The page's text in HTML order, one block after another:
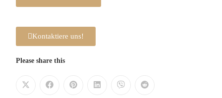
Kontaktiere uns!
Please share this